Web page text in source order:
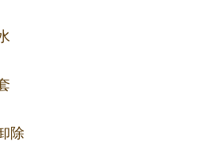
除